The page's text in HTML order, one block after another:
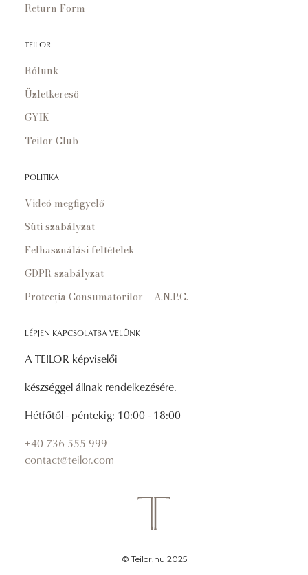
Return Form
TEILOR
Rólunk
Üzletkereső
GYIK
Teilor Club
POLITIKA
Videó megfigyelő
Süti szabályzat
Felhasználási feltételek
GDPR szabályzat
Protecția Consumatorilor – A.N.P.C.
LÉPJEN KAPCSOLATBA VELÜNK
A TEILOR képviselői
készséggel állnak rendelkezésére.
Hétfőtől - péntekig: 10:00 - 18:00
+40 736 555 999
contact@teilor.com
© Teilor.hu 2025